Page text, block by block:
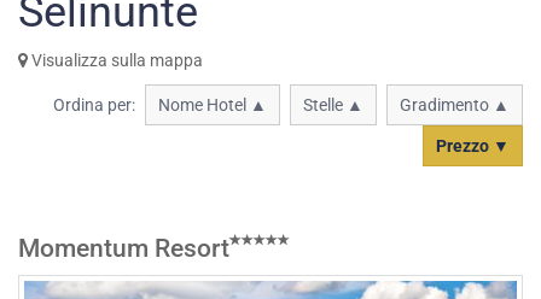
Selinunte
Visualizza sulla mappa
Ordina per: Nome Hotel ▲ Stelle ▲ Gradimento ▲
Prezzo ▼
Momentum Resort